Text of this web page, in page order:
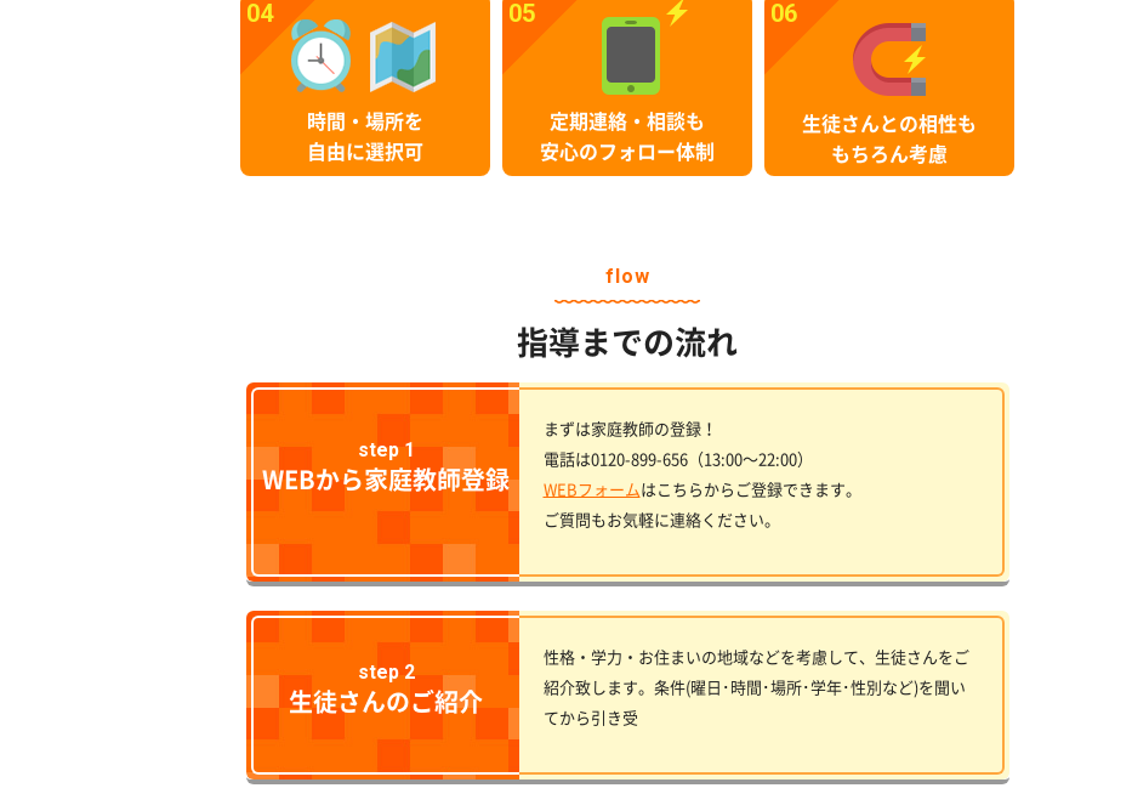
04
時間・場所を
自由に選択可
05
定期連絡・相談も
安心のフォロー体制
06
生徒さんとの相性も
もちろん考慮
flow
指導までの流れ
step 1
WEBから家庭教師登録
まずは家庭教師の登録！
電話は0120-899-656（13:00〜22:00）
WEBフォームはこちらからご登録できます。
ご質問もお気軽に連絡ください。
step 2
生徒さんのご紹介
性格・学力・お住まいの地域などを考慮して、生徒さんをご
紹介致します。条件(曜日･時間･場所･学年･性別など)を聞い
てから引き受